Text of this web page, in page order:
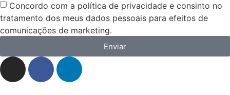
Concordo com a política de privacidade e consinto no
tratamento dos meus dados pessoais para efeitos de
comunicações de marketing.
Enviar